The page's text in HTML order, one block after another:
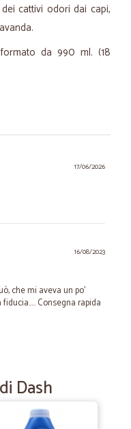
cattivi odori dai capi,
da 990 ml. (18
17/06/2026
16/08/2023
che mi aveva un po’
Consegna rapida
ineccepibile, servizio
Dash